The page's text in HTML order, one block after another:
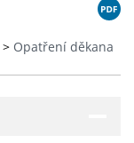
> Opatření děkana